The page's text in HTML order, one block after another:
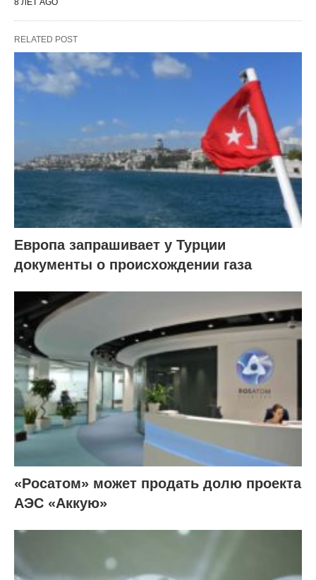
8 ЛЕТ AGO
RELATED POST
Европа запрашивает у Турции
документы о происхождении газа
«Росатом» может продать долю проекта
АЭС «Аккую»